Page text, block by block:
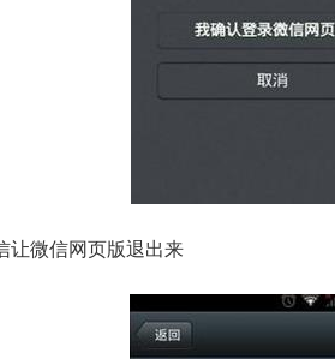
让微信网页版退出来